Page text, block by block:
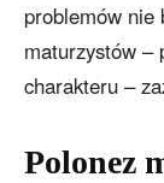
problemów nie
maturzystów –
charakteru –
Polonez